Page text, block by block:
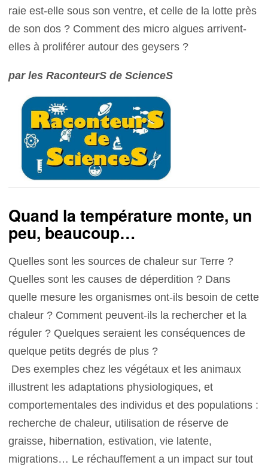
raie est-elle sous son ventre, et celle de la lotte près
de son dos ? Comment des micro algues arrivent-
elles à proliférer autour des geysers ?
par les RaconteurS de ScienceS
Quand la température monte, un
peu, beaucoup…
Quelles sont les sources de chaleur sur Terre ?
Quelles sont les causes de déperdition ? Dans
quelle mesure les organismes ont-ils besoin de cette
chaleur ? Comment peuvent-ils la rechercher et la
réguler ? Quelques seraient les conséquences de
quelque petits degrés de plus ?
Des exemples chez les végétaux et les animaux
illustrent les adaptations physiologiques, et
comportementales des individus et des populations :
recherche de chaleur, utilisation de réserve de
graisse, hibernation, estivation, vie latente,
migrations… Le réchauffement a un impact sur tout